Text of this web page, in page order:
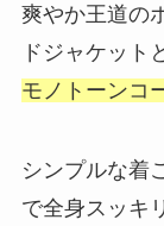
爽やか王道の
ドジャケット
モノトーンコ
シンプルな着
で全身スッキ